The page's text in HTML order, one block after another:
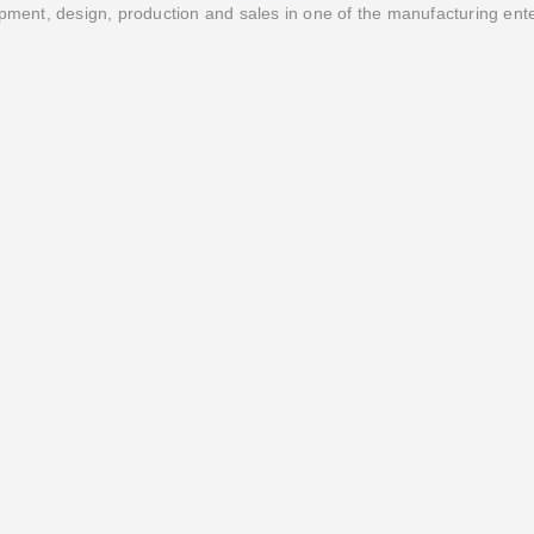
design, production and sales in one of the manufacturing